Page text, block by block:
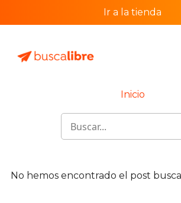
Ir a la tienda
Inicio
No hemos encontrado el post